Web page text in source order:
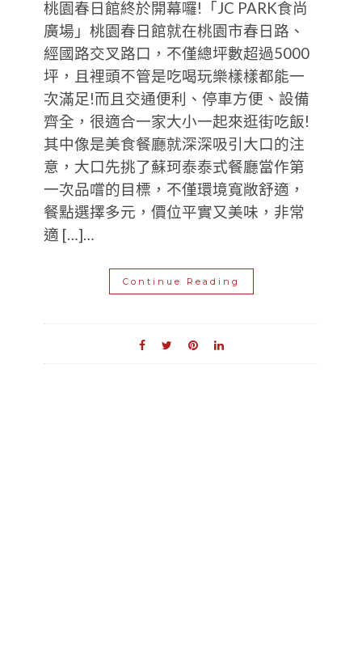
桃園春日館終於開幕囉!「JC PARK食尚
廣場」桃園春日館就在桃園市春日路、
經國路交叉路口，不僅總坪數超過5000
坪，且裡頭不管是吃喝玩樂樣樣都能一
次滿足!而且交通便利、停車方便、設備
齊全，很適合一家大小一起來逛街吃飯!
其中像是美食餐廳就深深吸引大口的注
意，大口先挑了蘇珂泰泰式餐廳當作第
一次品嚐的目標，不僅環境寬敞舒適，
餐點選擇多元，價位平實又美味，非常
適 […]…
Continue Reading